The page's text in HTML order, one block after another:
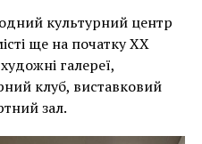
мурал, злодії,
фрагменти, щоб
в стіні та члени
з неприємностей, з
Після крадіжки
найняти охоронця,
культурний центр
ще на початку XX
галереї,
клуб, виставковий
зал.